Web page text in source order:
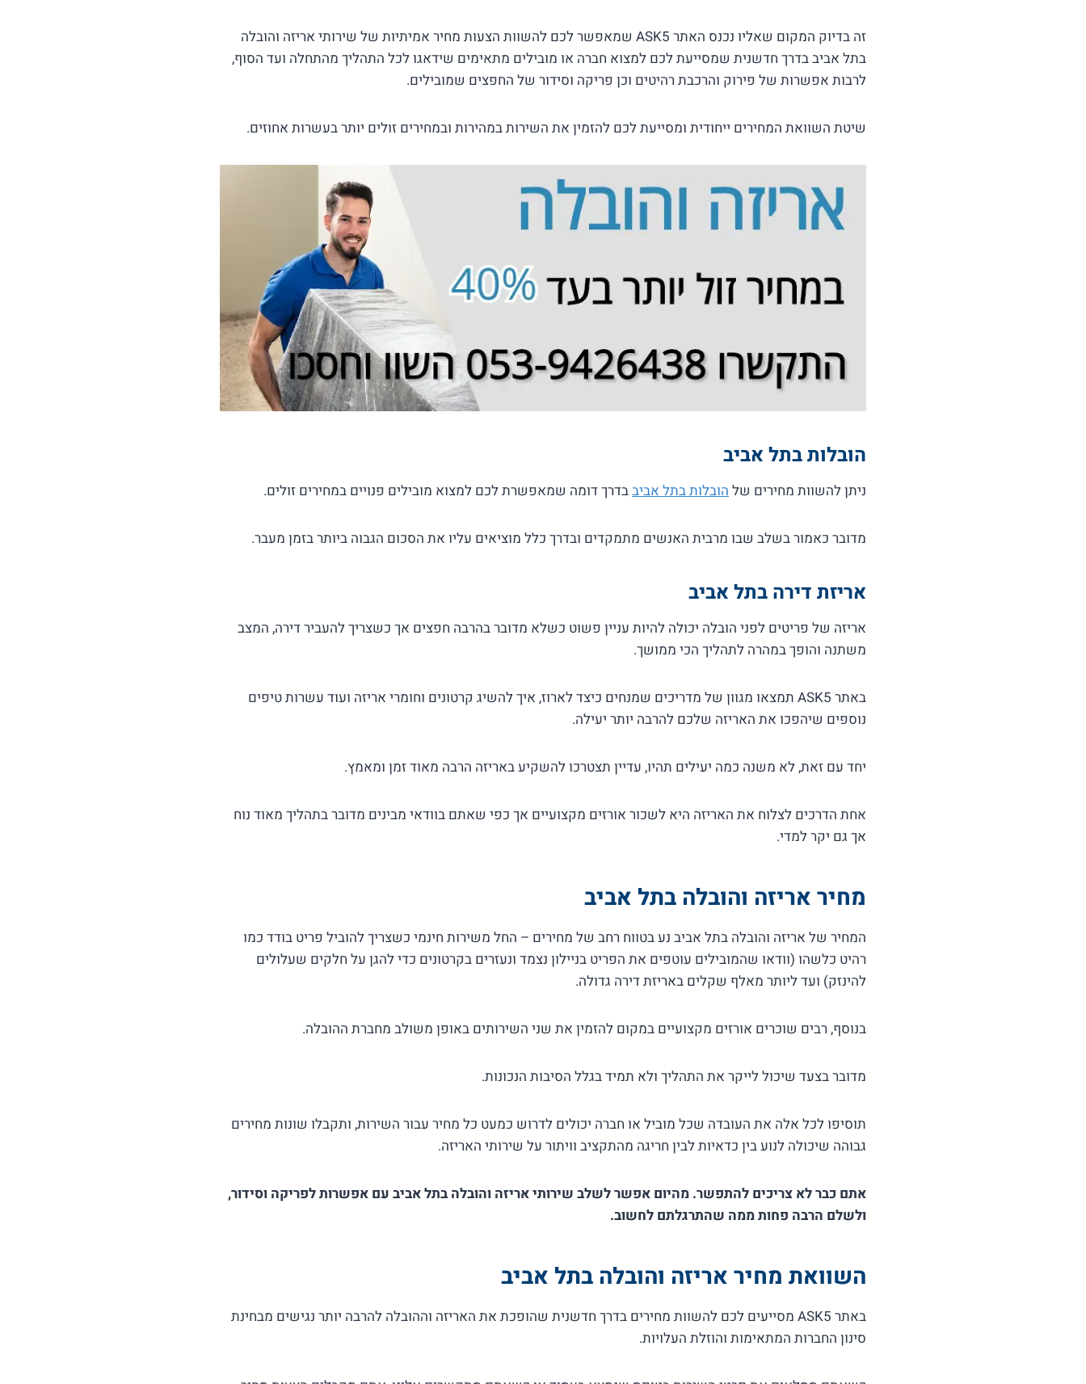
זה בדיוק המקום שאליו נכנס האתר ASK5 שמאפשר לכם להשוות הצעות מחיר אמיתיות של שירותי אריזה והובלה
בתל אביב בדרך חדשנית שמסייעת לכם למצוא חברה או מובילים מתאימים שידאגו לכל התהליך מהתחלה ועד הסוף,
לרבות אפשרות של פירוק והרכבת רהיטים וכן פריקה וסידור של החפצים שמובילים.
שיטת השוואת המחירים ייחודית ומסייעת לכם להזמין את השירות במהירות ובמחירים זולים יותר בעשרות אחוזים.
הובלות בתל אביב
ניתן להשוות מחירים של הובלות בתל אביבבדרך דומה שמאפשרת לכם למצוא מובילים פנויים במחירים זולים.
מדובר כאמור בשלב שבו מרבית האנשים מתמקדים ובדרך כלל מוציאים עליו את הסכום הגבוה ביותר בזמן מעבר.
אריזת דירה בתל אביב
אריזה של פריטים לפני הובלה יכולה להיות עניין פשוט כשלא מדובר בהרבה חפצים אך כשצריך להעביר דירה, המצב
משתנה והופך במהרה לתהליך הכי ממושך.
באתר ASK5 תמצאו מגוון של מדריכים שמנחים כיצד לארוז, איך להשיג קרטונים וחומרי אריזה ועוד עשרות טיפים
נוספים שיהפכו את האריזה שלכם להרבה יותר יעילה.
יחד עם זאת, לא משנה כמה יעילים תהיו, עדיין תצטרכו להשקיע באריזה הרבה מאוד זמן ומאמץ.
אחת הדרכים לצלוח את האריזה היא לשכור אורזים מקצועיים אך כפי שאתם בוודאי מבינים מדובר בתהליך מאוד נוח
אך גם יקר למדי.
מחיר אריזה והובלה בתל אביב
המחיר של אריזה והובלה בתל אביב נע בטווח רחב של מחירים – החל משירות חינמי כשצריך להוביל פריט בודד כמו
רהיט כלשהו (וודאו שהמובילים עוטפים את הפריט בניילון נצמד ונעזרים בקרטונים כדי להגן על חלקים שעלולים
להינזק) ועד ליותר מאלף שקלים באריזת דירה גדולה.
בנוסף, רבים שוכרים אורזים מקצועיים במקום להזמין את שני השירותים באופן משולב מחברת ההובלה.
מדובר בצעד שיכול לייקר את התהליך ולא תמיד בגלל הסיבות הנכונות.
תוסיפו לכל אלה את העובדה שכל מוביל או חברה יכולים לדרוש כמעט כל מחיר עבור השירות, ותקבלו שונות מחירים
גבוהה שיכולה לנוע בין כדאיות לבין חריגה מהתקציב וויתור על שירותי האריזה.
אתם כבר לא צריכים להתפשר. מהיום אפשר לשלב שירותי אריזה והובלה בתל אביב עם אפשרות לפריקה וסידור,
ולשלם הרבה פחות ממה שהתרגלתם לחשוב.
השוואת מחיר אריזה והובלה בתל אביב
באתר ASK5 מסייעים לכם להשוות מחירים בדרך חדשנית שהופכת את האריזה וההובלה להרבה יותר נגישים מבחינת
סינון החברות המתאימות והוזלת העלויות.